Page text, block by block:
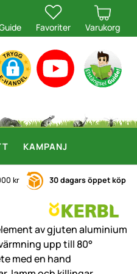
Favoriter Varukorg
KAMPANJ
kr 30 dagars öppet köp
av gjuten aluminium
upp till 80°
med en hand